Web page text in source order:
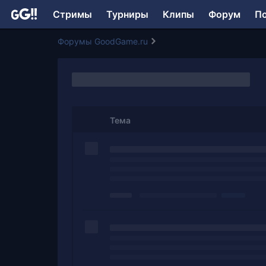
Стримы Турниры Клипы Форум
Форумы GoodGame.ru
Тема